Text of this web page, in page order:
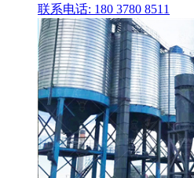
联系电话: 180 3780 8511